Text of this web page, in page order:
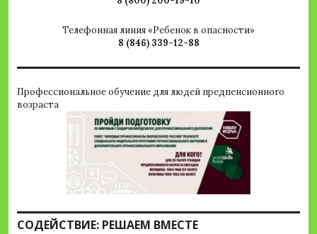
Телефонная линия «Ребенок в опасности»
8 (846) 339-12-88
Профессиональное обучение для людей предпенсионного
возраста
СОДЕЙСТВИЕ: РЕШАЕМ ВМЕСТЕ